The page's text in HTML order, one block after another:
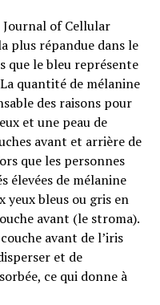
Journal of Cellular
plus répandue dans le
que le bleu représente
quantité de mélanine
des raisons pour
et une peau de
avant et arrière de
que les personnes
élevées de mélanine
yeux bleus ou gris en
avant (le stroma).
avant de l’iris
et de
ce qui donne à